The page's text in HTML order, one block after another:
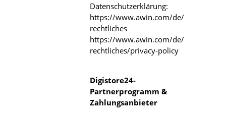
Datenschutzerklärung:
https://www.awin.com/de/
rechtliches
https://www.awin.com/de/
rechtliches/privacy-policy
Digistore24-
Partnerprogramm &
Zahlungsanbieter